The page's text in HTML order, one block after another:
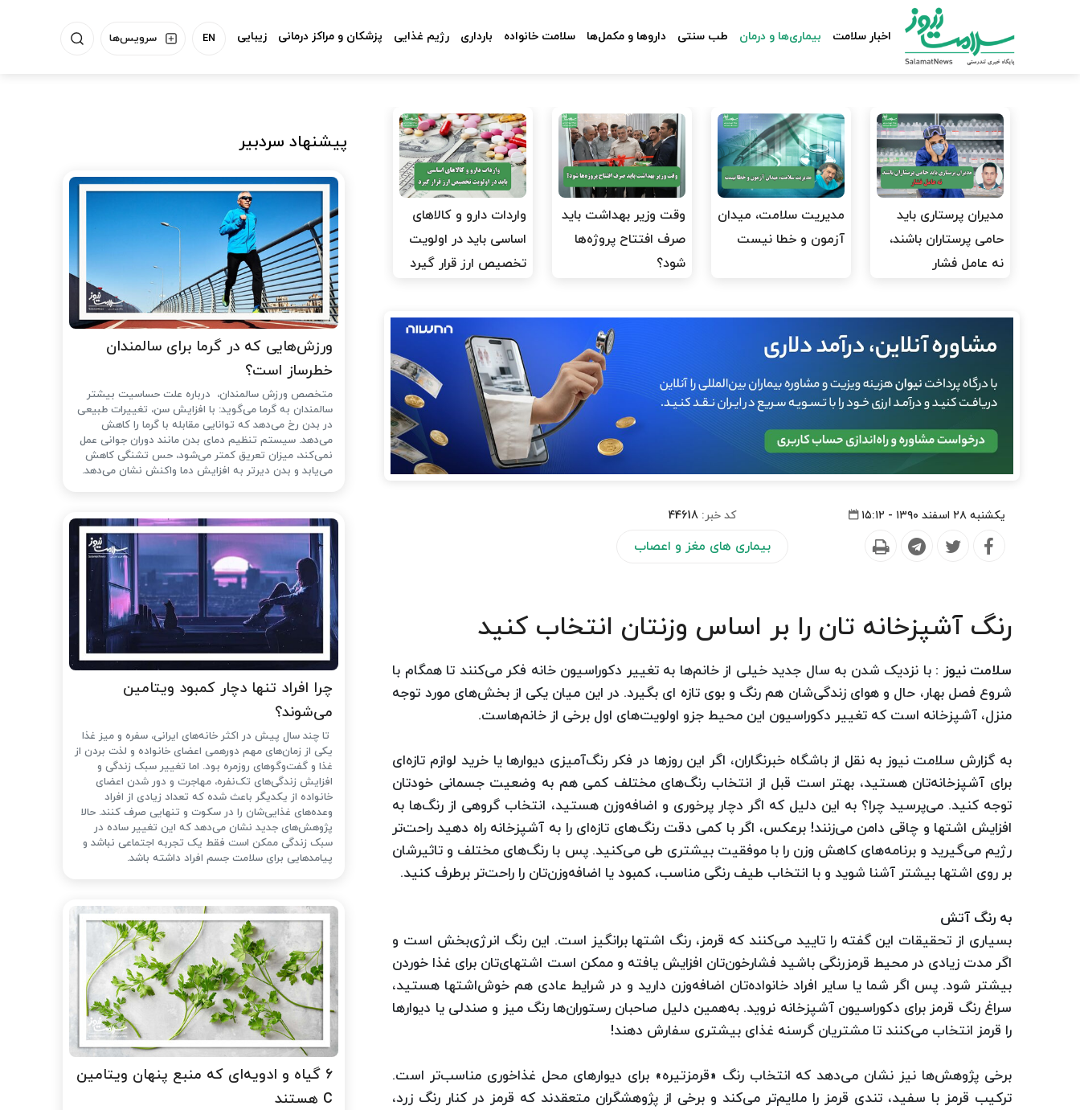
سرویس‌ها EN اخبار سلامت بیماری‌ها و درمان طب سنتی داروها و مکمل‌ها سلامت خانواده بارداری رژیم غذایی پزشکان و مراکز درمانی زیبایی
مدیران پرستاری باید
حامی پرستاران باشند،
نه عامل فشار
مدیریت سلامت، میدان
آزمون و خطا نیست
وقت وزیر بهداشت باید
صرف افتتاح پروژه‌ها
شود؟
واردات دارو و کالاهای
اساسی باید در اولویت
تخصیص ارز قرار گیرد
یکشنبه ۲۸ اسفند ۱۳۹۰ - ۱۵:۱۲ کد خبر:44618
بیماری های مغز و اعصاب
رنگ آشپزخانه تان را بر اساس وزنتان انتخاب كنید
سلامت نیوز : با نزدیک شدن به سال جدید خیلی از خانم‌ها به تغییر دکوراسیون خانه فکر می‌کنند تا همگام با
شروع فصل بهار، حال و هوای زندگی‌شان هم رنگ و بوی تازه ای بگیرد. در این میان یکی از بخش‌های مورد توجه
منزل، آشپزخانه است که تغییر دکوراسیون این محیط جزو اولویت‌های اول برخی از خانم‌هاست.
به گزارش سلامت نیوز به نقل از باشگاه خبرنگاران، اگر این روزها در فکر رنگ‌آمیزی دیوارها یا خرید لوازم تازه‌ای
برای آشپزخانه‌تان هستید، بهتر است قبل از انتخاب رنگ‌های مختلف کمی‌ هم به وضعیت جسمانی خودتان
توجه کنید. می‌پرسید چرا؟ به این دلیل که اگر دچار پرخوری و اضافه‌وزن هستید، انتخاب گروهی از رنگ‌ها به
افزایش اشتها و چاقی دامن می‌زنند! برعکس، اگر با کمی‌ دقت رنگ‌های تازه‌ای را به آشپزخانه راه دهید راحت‌تر
رژیم می‌گیرید و برنامه‌های کاهش وزن را با موفقیت بیشتری طی می‌کنید. پس با رنگ‌های مختلف و تاثیرشان
بر روی اشتها بیشتر آشنا شوید و با انتخاب طیف رنگی مناسب، کمبود یا اضافه‌وزن‌تان را راحت‌تر برطرف کنید.
به رنگ آتش
بسیاری از تحقیقات این گفته را تایید می‌کنند که قرمز، رنگ اشتها برانگیز است. این رنگ انرژی‌بخش است و
اگر مدت زیادی در محیط قرمزرنگی باشید فشارخون‌تان افزایش یافته و ممکن است اشتهای‌تان برای غذا خوردن
بیشتر شود. پس اگر شما یا سایر افراد خانواده‌تان اضافه‌وزن دارید و در شرایط عادی هم خوش‌اشتها هستید،
سراغ رنگ‌ قرمز برای دکوراسیون آشپزخانه نروید. به‌همین دلیل صاحبان رستوران‌ها رنگ میز و صندلی یا دیوار‌ها
را قرمز انتخاب می‌کنند تا مشتریان گرسنه غذای بیشتری سفارش دهند!
برخی پژوهش‌ها نیز نشان می‌دهد که انتخاب رنگ «قرمزتیره» برای دیوار‌های محل غذاخوری مناسب‌تر است.
ترکیب قرمز با سفید، تندی قرمز را ملایم‌تر می‌کند و برخی از پژوهشگران متعقدند که قرمز در کنار رنگ زرد‌،
پیشنهاد سردبیر
ورزش‌هایی که در گرما برای سالمندان
خطرساز است؟
متخصص ورزش سالمندان، درباره علت حساسیت بیشتر
سالمندان به گرما می‌گوید: با افزایش سن، تغییرات طبیعی
در بدن رخ می‌دهد که توانایی مقابله با گرما را کاهش
می‌دهد. سیستم تنظیم دمای بدن مانند دوران جوانی عمل
نمی‌کند، میزان تعریق کمتر می‌شود، حس تشنگی کاهش
می‌یابد و بدن دیرتر به افزایش دما واکنش نشان می‌دهد.
چرا افراد تنها دچار کمبود ویتامین
می‌شوند؟
تا چند سال پیش در اکثر خانه‌های ایرانی، سفره و میز غذا
یکی از زمان‌های مهم دورهمی اعضای خانواده و لذت بردن از
غذا و گفت‌وگوهای روزمره بود. اما تغییر سبک زندگی و
افزایش زندگی‌های تک‌نفره، مهاجرت و دور شدن اعضای
خانواده از یکدیگر باعث شده که تعداد زیادی از افراد
وعده‌های غذایی‌شان را در سکوت و تنهایی صرف کنند. حالا
پژوهش‌های جدید نشان می‌دهد که این تغییر ساده در
سبک زندگی ممکن است فقط یک تجربه اجتماعی نباشد و
پیامدهایی برای سلامت جسم افراد داشته باشد.
۶ گیاه و ادویه‌ای که منبع پنهان ویتامین
C هستند